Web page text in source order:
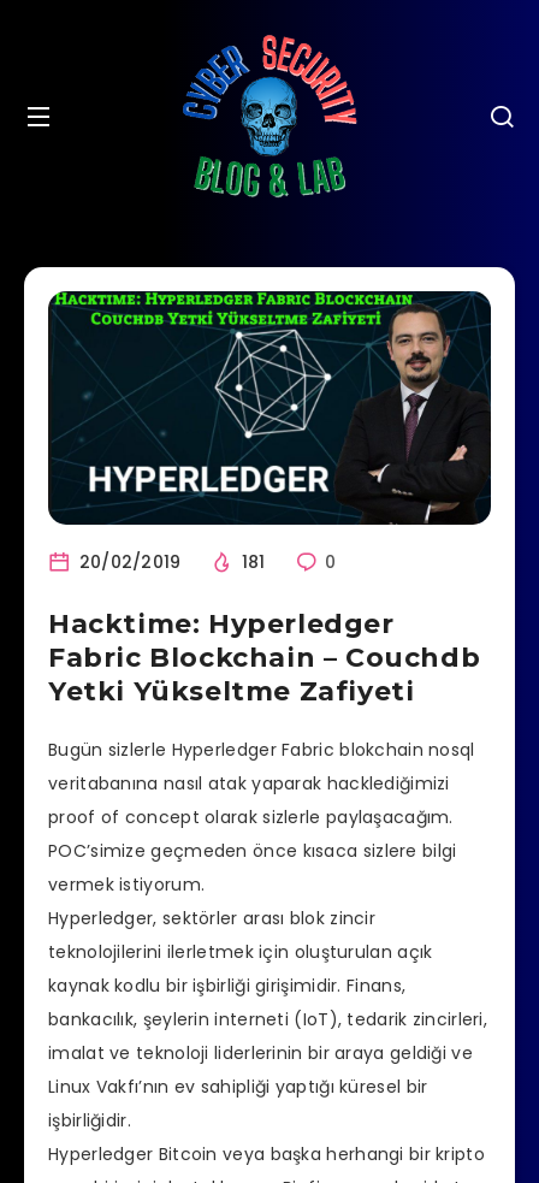
20/02/2019 181 0
Hacktime: Hyperledger
Fabric Blockchain – Couchdb
Yetki Yükseltme Zafiyeti
Bugün sizlerle Hyperledger Fabric blokchain nosql
veritabanına nasıl atak yaparak hacklediğimizi
proof of concept olarak sizlerle paylaşacağım.
POC’simize geçmeden önce kısaca sizlere bilgi
vermek istiyorum.
Hyperledger, sektörler arası blok zincir
teknolojilerini ilerletmek için oluşturulan açık
kaynak kodlu bir işbirliği girişimidir. Finans,
bankacılık, şeylerin interneti (IoT), tedarik zincirleri,
imalat ve teknoloji liderlerinin bir araya geldiği ve
Linux Vakfı’nın ev sahipliği yaptığı küresel bir
işbirliğidir.
Hyperledger Bitcoin veya başka herhangi bir kripto